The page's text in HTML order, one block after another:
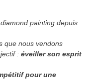
painting depuis
que nous vendons
: éveiller son esprit
pour une